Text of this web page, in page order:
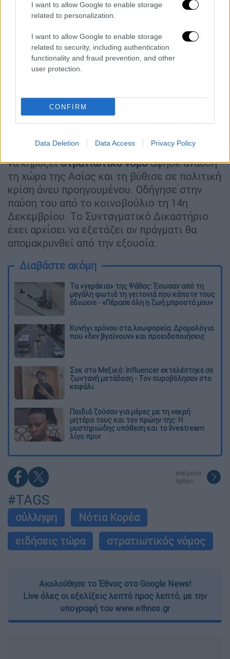
I want to allow Google to enable storage
related to personalization.
I want to allow Google to enable storage
related to security, including authentication
functionality and fraud prevention, and other
user protection.
CONFIRM
Data Deletion Data Access Privacy Policy
Κόμματος της Εξουσίας στον Λαό, που είχαν
συγκεντρωθεί εκεί για να προσπαθήσουν να
εμποδίσουν τη σύλληψή του. Ξέσπασαν
μικροεπεισόδια.
Ο ίδιος ο Γιουν ανέφερε πως
διαδικασία για να αποφευχθεί
«αιματοχυσία».Η υπεράσπιση του Γιουν
ερίζει εξαρχής πως η σύλληψη του Γιουν
, ενέργεια με μοναδικό σκοπό
τη δημόσια ταπείνωσή του. Η απόφαση του
να κηρύξειστρατιωτικό νόμοάφησε άναυδη
τη χώρα της Ασίας και τη βύθισε σε πολιτική
κρίση άνευ προηγουμένου. Οδήγησε στην
παύση του από το κοινοβούλιο τη 14η
Δεκεμβρίου. Το Συνταγματικό Δικαστήριο
έχει αρχίσει να εξετάζει αν πράγματι θα
απομακρυνθεί από την εξουσία.
Διαβάστε ακόμη
Τα «γεράκια» της Ψάθας: Έσωσαν από τη
μεγάλη φωτιά τη γειτονιά που κάποτε τους
έδιωχνε - «Πέρασε όλη η ζωή μπροστά μου»
Κυνήγι χρόνου στα λεωφορεία: Δρομολόγια
που «δεν βγαίνουν» και προειδοποιήσεις
Σοκ στο Μεξικό: Influencer εκτελέστηκε σε
ζωντανή μετάδοση - Τον πυροβόλησαν στο
κεφάλι
Παιδιά ζούσαν για μέρες με τη νεκρή
μητέρα τους και τον πρώην της: Η
μυστηριώδης υπόθεση και το livestream
λίγο πριν
επόμενο
άρθρο
#TAGS
σύλληψη
Νότια Κορέα
ειδήσεις τώρα
στρατιωτικός νόμος
Ακολούθησε το Έθνος στο Google News!
Live όλες οι εξελίξεις λεπτό προς λεπτό, με την
υπογραφή του www.ethnos.gr